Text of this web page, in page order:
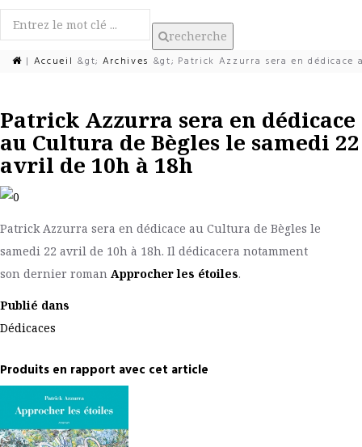
la
navigation
recherche
| Accueil &gt; Archives &gt; Patrick Azzurra sera en dédicace
Patrick Azzurra sera en dédicace
au Cultura de Bègles le samedi 22
avril de 10h à 18h
Patrick Azzurra sera en dédicace au Cultura de Bègles le
samedi 22 avril de 10h à 18h. Il dédicacera notamment
son dernier roman Approcher les étoiles.
Publié dans
Dédicaces
Produits en rapport avec cet article